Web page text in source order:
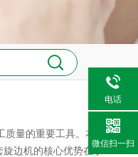
量的重要工具。本
边机的核心优势在于
电话
微信扫一扫